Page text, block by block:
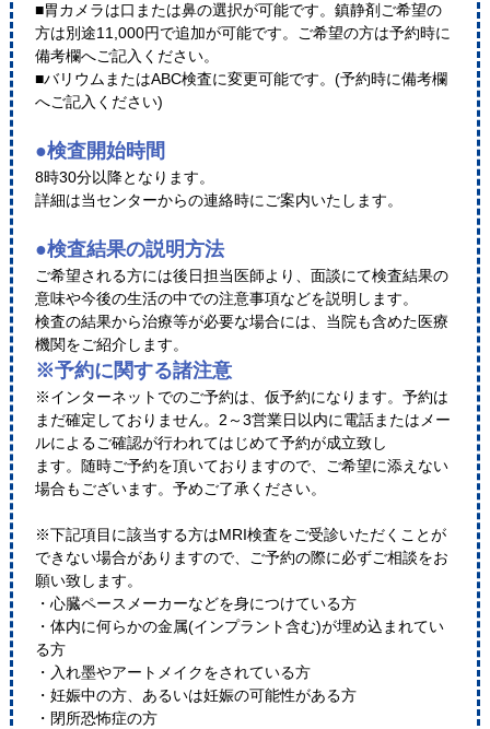
■胃カメラは口または鼻の選択が可能です。鎮静剤ご希望の
方は別途11,000円で追加が可能です。ご希望の方は予約時に
備考欄へご記入ください。
■バリウムまたはABC検査に変更可能です。(予約時に備考欄
へご記入ください)
●検査開始時間
8時30分以降となります。
詳細は当センターからの連絡時にご案内いたします。
●検査結果の説明方法
ご希望される方には後日担当医師より、面談にて検査結果の
意味や今後の生活の中での注意事項などを説明します。
検査の結果から治療等が必要な場合には、当院も含めた医療
機関をご紹介します。
※予約に関する諸注意
※インターネットでのご予約は、仮予約になります。予約は
まだ確定しておりません。2～3営業日以内に電話またはメー
ルによるご確認が行われてはじめて予約が成立致し
ます。随時ご予約を頂いておりますので、ご希望に添えない
場合もございます。予めご了承ください。
※下記項目に該当する方はMRI検査をご受診いただくことが
できない場合がありますので、ご予約の際に必ずご相談をお
願い致します。
・心臓ペースメーカーなどを身につけている方
・体内に何らかの金属(インプラント含む)が埋め込まれてい
る方
・入れ墨やアートメイクをされている方
・妊娠中の方、あるいは妊娠の可能性がある方
・閉所恐怖症の方